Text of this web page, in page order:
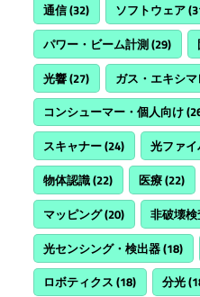
通信(32) ソフトウェア
パワー・ビーム計測(29)
光響(27) ガス・エキシ
コンシューマー・個人向け
スキャナー(24) 光ファ
物体認識(22) 医療(22)
マッピング(20) 非破壊
光センシング・検出器(18)
ロボティクス (18) 分光